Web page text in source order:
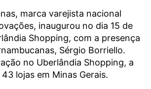
marca varejista nacional
inaugurou no dia 15 de
Shopping, com a presença
Sérgio Borriello.
no Uberlândia Shopping, a
lojas em Minas Gerais.